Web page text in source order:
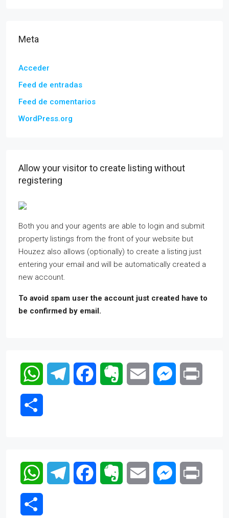
Meta
Acceder
Feed de entradas
Feed de comentarios
WordPress.org
Allow your visitor to create listing without
registering
Both you and your agents are able to login and submit
property listings from the front of your website but
Houzez also allows (optionally) to create a listing just
entering your email and will be automatically created a
new account.
To avoid spam user the account just created have to
be confirmed by email.
WhatsAppTelegram FacebookEvernote Email Messenger
WhatsAppTelegram FacebookEvernote Email Messenger